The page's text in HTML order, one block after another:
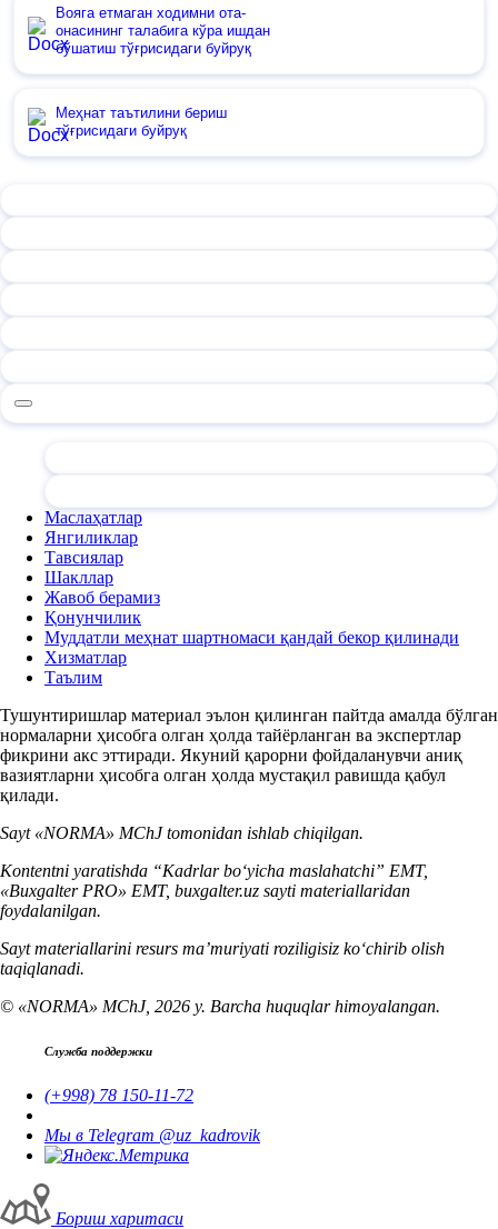
Вояга етмаган ходимни ота-
онасининг талабига кўра ишдан
бўшатиш тўғрисидаги буйруқ
Меҳнат таътилини бериш
тўғрисидаги буйруқ
Маслаҳатлар
Янгиликлар
Тавсиялар
Шакллар
Жавоб берамиз
Қонунчилик
Муддатли меҳнат шартномаси қандай бекор қилинади
Хизматлар
Таълим
Тушунтиришлар материал эълон қилинган пайтда амалда бўлган
нормаларни ҳисобга олган ҳолда тайёрланган ва экспертлар
фикрини акс эттиради. Якуний қарорни фойдаланувчи аниқ
вазиятларни ҳисобга олган ҳолда мустақил равишда қабул
қилади.
Sayt «NORMA» MChJ tomonidan ishlab chiqilgan.
Kontentni yaratishda “Kadrlar boʻyicha maslahatchi” EMT,
«Buxgalter PRO» EMT, buxgalter.uz sayti materiallaridan
foydalanilgan.
Sayt materiallarini resurs ma’muriyati roziligisiz koʻchirib olish
taqiqlanadi.
© «NORMA» MChJ, 2026 y. Barcha huquqlar himoyalangan.
Служба поддержки
(+998) 78 150-11-72
Мы в Telegram @uz_kadrovik
Бориш харитаси